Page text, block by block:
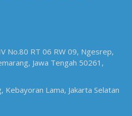
No.80 RT 06 RW 09, Ngesrep,
Jawa Tengah 50261,
Kebayoran Lama, Jakarta Selatan